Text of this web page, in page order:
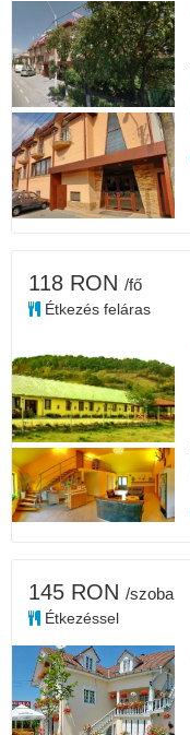
118 RON /fő
Étkezés feláras
145 RON /szoba
Étkezéssel